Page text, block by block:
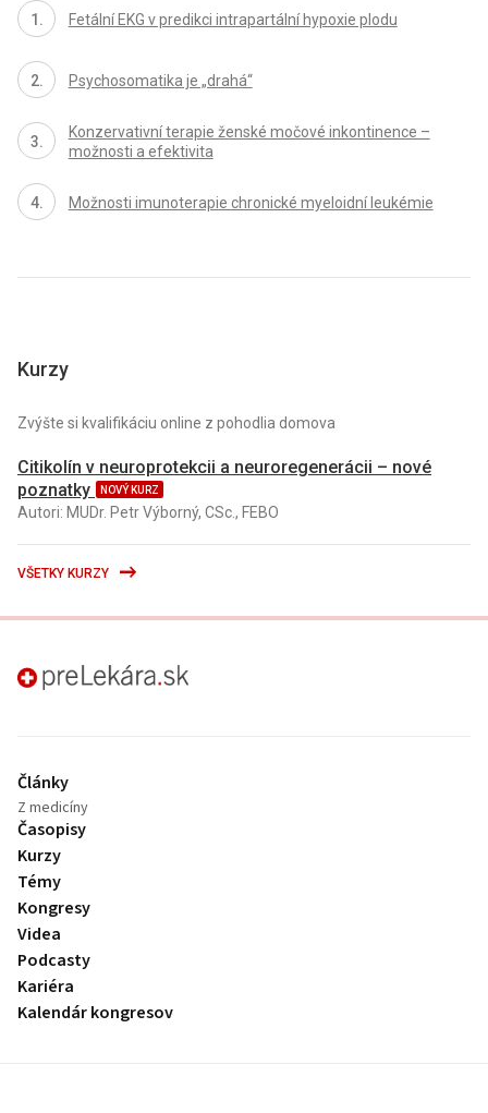
Fetální EKG v predikci intrapartální hypoxie plodu
Psychosomatika je „drahá“
Konzervativní terapie ženské močové inkontinence –
možnosti a efektivita
Možnosti imunoterapie chronické myeloidní leukémie
Kurzy
Zvýšte si kvalifikáciu online z pohodlia domova
Citikolín v neuroprotekcii a neuroregenerácii – nové
poznatky
NOVÝ KURZ
Autori: MUDr. Petr Výborný, CSc., FEBO
VŠETKY KURZY
preLekára.sk
Články
Z medicíny
Časopisy
Kurzy
Témy
Kongresy
Videa
Podcasty
Kariéra
Kalendár kongresov